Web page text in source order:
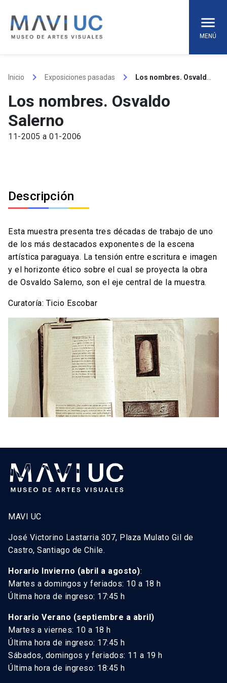
content
MENÚ
Inicio keyboard_arrow_right Exposiciones pasadas keyboard_arrow_right
Los nombres. Osvaldo
Salerno
11-2005 a 01-2006
Descripción
Esta muestra presenta tres décadas de trabajo de uno
de los más destacados exponentes de la escena
artística paraguaya. La tensión entre escritura e imagen
y el horizonte ético sobre el cual se proyecta la obra
de Osvaldo Salerno, son el eje central de la muestra.
Curatoría: Ticio Escobar
MAVI UC
José Victorino Lastarria 307, Plaza Mulato Gil de
Castro, Santiago de Chile.
Horario Invierno (abril a agosto):
Martes a domingos y feriados: 10 a 18 h
Última hora de ingreso: 17:45 h
Horario Verano (septiembre a abril)
Martes a viernes: 10 a 18 h
Última hora de ingreso: 17:45 h
Sábados, domingos y feriados: 11 a 19 h
Última hora de ingreso: 18:45 h